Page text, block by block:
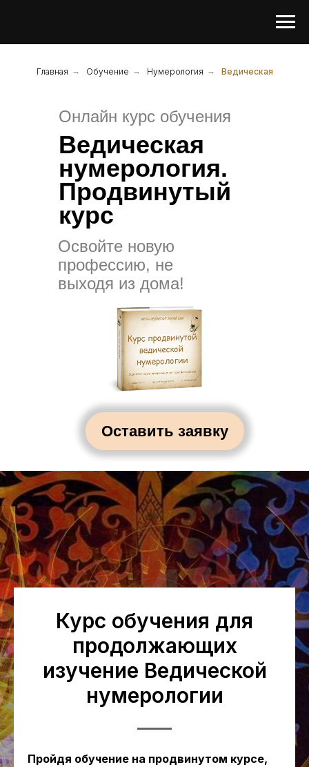
Главная → Обучение → Нумерология → Ведическая
Ведическая
нумерология.
Продвинутый
курс
Освойте новую
профессию, не
выходя из дома!
Оставить заявку
Онлайн курс обучения
Курс обучения для
продолжающих
изучение Ведической
нумерологии
Пройдя обучение на продвинутом курсе,